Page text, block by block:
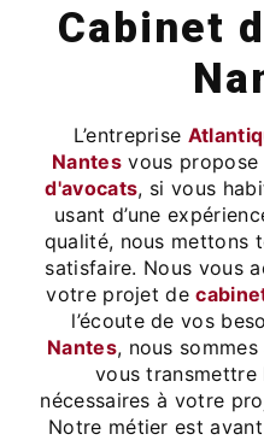
cabinet d'avocats à
L’entreprise
Nantes vous propose
d'avocats, si vous
usant d’une
qualité, nous mettons
satisfaire. Nous vous
votre projet de
l’écoute de vos
Nantes, nous
vous transmettre
nécessaires à votre
Notre métier est